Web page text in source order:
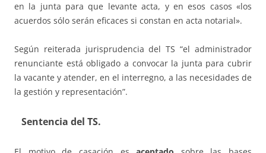
en la junta para que levante acta, y en esos casos «los
acuerdos sólo serán eficaces si constan en acta notarial».
Según reiterada jurisprudencia del TS “el administrador
renunciante está obligado a convocar la junta para cubrir
la vacante y atender, en el interregno, a las necesidades de
la gestión y representación”.
Sentencia del TS.